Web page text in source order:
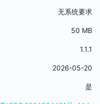
无系统要求
50 MB
1.1.1
2026-05-20
是